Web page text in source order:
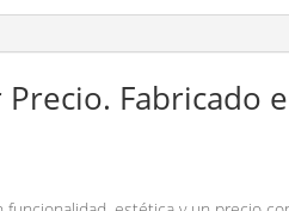
Fabricado